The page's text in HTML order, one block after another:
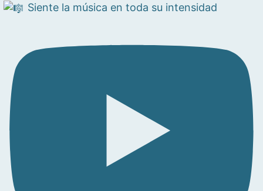
Siente la música en toda su intensidad